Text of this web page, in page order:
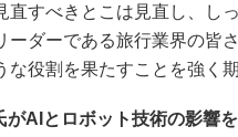
直すべきとこは見直し、し
ーダーである旅行業界の皆
な役割を果たすことを強く
がAIとロボット技術の影響